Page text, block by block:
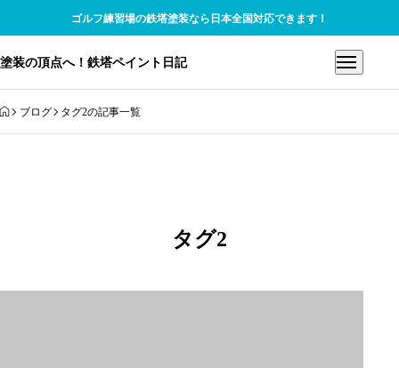
ゴルフ練習場の鉄塔塗装なら日本全国対応できます！
塗装の頂点へ！鉄塔ペイント日記
HOME
ブログ タグ2の記事一覧
タグ2